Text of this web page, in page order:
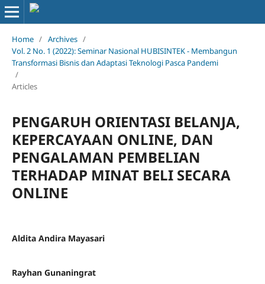
Home / Archives /
Vol. 2 No. 1 (2022): Seminar Nasional HUBISINTEK - Membangun
Transformasi Bisnis dan Adaptasi Teknologi Pasca Pandemi
/
Articles
PENGARUH ORIENTASI BELANJA,
KEPERCAYAAN ONLINE, DAN
PENGALAMAN PEMBELIAN
TERHADAP MINAT BELI SECARA
ONLINE
Aldita Andira Mayasari
Rayhan Gunaningrat